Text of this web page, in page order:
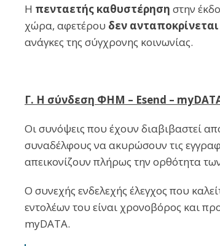
Η πενταετής καθυστέρηση στην
χώρα, αφετέρου δεν
ανάγκες της σύγχρονης κοινωνίας.
Γ. H σύνδεση ΦΗΜ – Esend –
Οι συνόψεις που έχουν διαβιβαστεί
συναδέλφους να ακυρώσουν τις
απεικονίζουν πλήρως την ορθότητα
Ο συνεχής ενδελεχής έλεγχος που
εντολέων του είναι χρονοβόρος και
myDATA.